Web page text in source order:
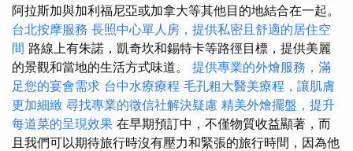
阿拉斯加與加利福尼亞或加拿大等其他目的地結合在一起。
台北按摩服務 長照中心單人房，提供私密且舒適的居住空
間 路線上有朱諾，凱奇坎和錫特卡等路徑目標，提供美麗
的景觀和當地的生活方式味道。 提供專業的外燴服務，滿
足您的宴會需求 台中水療療程 毛孔粗大醫美療程，讓肌膚
更加細緻 尋找專業的徵信社解決疑慮 精美外燴擺盤，提升
每道菜的呈現效果 在早期預訂中，不僅物質收益顯著，而
且我們可以期待旅行時沒有壓力和緊張的旅行時間，因為他